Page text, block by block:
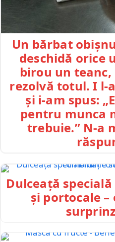
Un bărbat
deschidă orice
birou un teanc,
rezolvă totul. I l-
și i-am spus:
pentru munca
trebuie.” N-a
Dulceață
și portocale